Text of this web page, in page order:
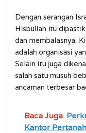
Dengan serangan
Hisbullah itu
dan membalasnya.
adalah organisasi
Selain itu juga
salah satu musuh
ancaman terbesar
Baca Juga
Kantor